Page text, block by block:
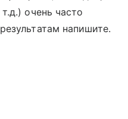
очень часто
напишите.